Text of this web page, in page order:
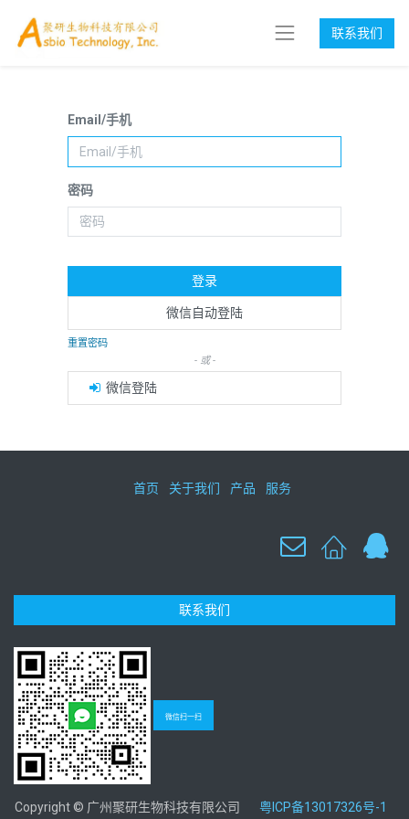
联系我们
Email/手机
密码
登录
微信自动登陆
重置密码
- 或 -
微信登陆
首页 关于我们 产品 服务
联系我们
微信扫一扫
Copyright © 广州聚研生物科技有限公司 粤ICP备13017326号-1